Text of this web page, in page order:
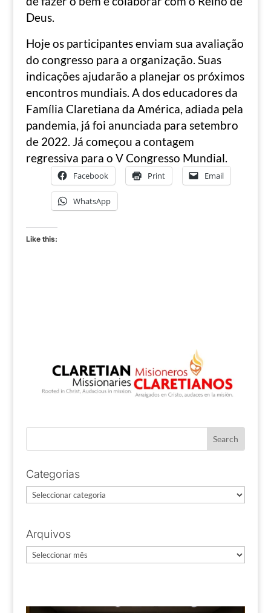
Deus.
Hoje os participantes enviam sua avaliação
do congresso para a organização. Suas
indicações ajudarão a planejar os próximos
encontros mundiais. A dos educadores da
Família Claretiana da América, adiada pela
pandemia, já foi anunciada para setembro
de 2022. Já começou a contagem
regressiva para o V Congresso Mundial.
Facebook Print Email
WhatsApp
Like this:
Categorias
Categorias
Arquivos
Arquivos